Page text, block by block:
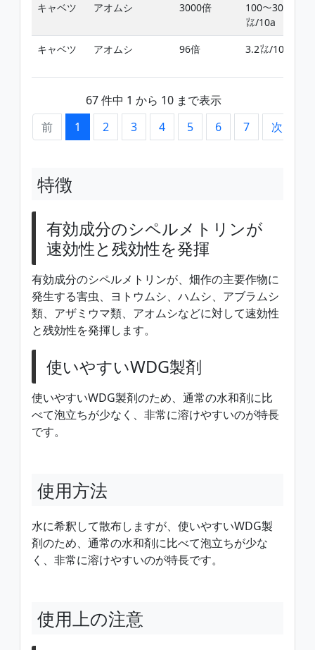
キャベツ
アオムシ 3000倍
100〜300
㍑/10a
キャベツ
アオムシ 96倍 3.2㍑/10a
67 件中 1 から 10 まで表示
前
1 2 3 4 5 6 7 次
特徴
有効成分のシペルメトリンが
速効性と残効性を発揮
有効成分のシペルメトリンが、畑作の主要作物に
発生する害虫、ヨトウムシ、ハムシ、アブラムシ
類、アザミウマ類、アオムシなどに対して速効性
と残効性を発揮します。
使いやすいWDG製剤
使いやすいWDG製剤のため、通常の水和剤に比
べて泡立ちが少なく、非常に溶けやすいのが特長
です。
使用方法
水に希釈して散布しますが、使いやすいWDG製
剤のため、通常の水和剤に比べて泡立ちが少な
く、非常に溶けやすいのが特長です。
使用上の注意